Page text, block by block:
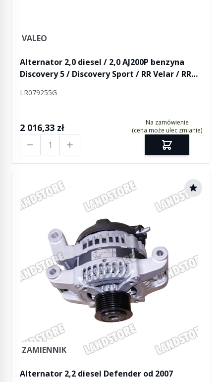
VALEO
Alternator 2,0 diesel / 2,0 AJ200P benzyna
Discovery 5 / Discovery Sport / RR Velar / RR
przedniej)
LR079255G
2 016,33 zł
Na zamówienie
(cena może ulec zmianie)
ZAMIENNIK
Alternator 2,2 diesel Defender od 2007